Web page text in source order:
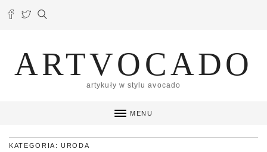
ARTVOCADO
artykuły w stylu avocado
MENU
KATEGORIA: URODA